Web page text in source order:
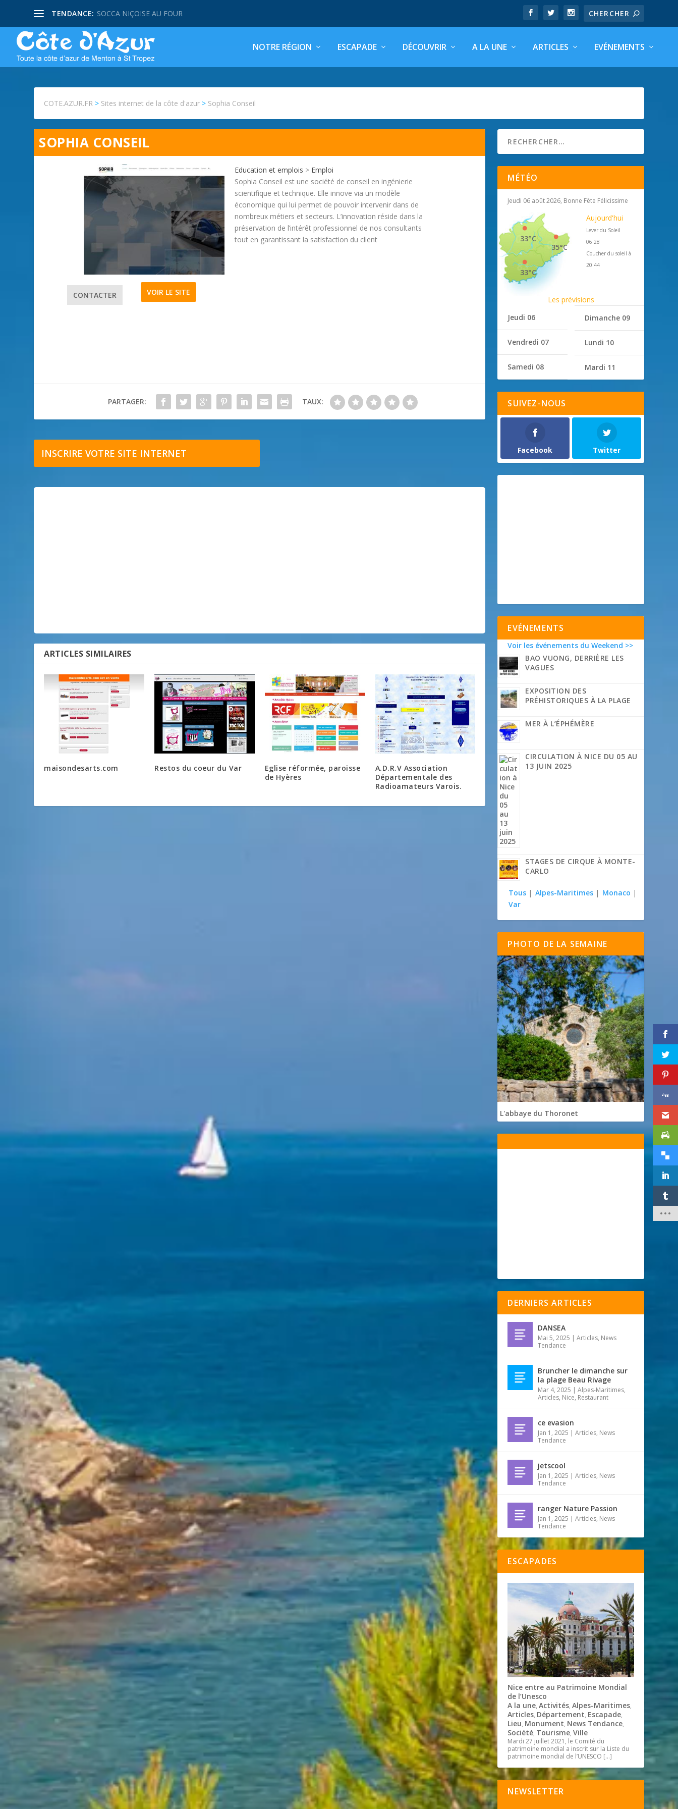
TENDANCE: SOCCA NIÇOISE AU FOUR
NOTRE RÉGION ESCAPADE DÉCOUVRIR A LA UNE ARTICLES EVÉNEMENTS
COTE.AZUR.FR > Sites internet de la côte d'azur > Sophia Conseil
SOPHIA CONSEIL
Education et emplois > Emploi
Sophia Conseil est une société de conseil en ingénierie
scientifique et technique. Elle innove via un modèle
économique qui lui permet de pouvoir intervenir dans de
nombreux métiers et secteurs. L’innovation réside dans la
préservation de l’intérêt professionnel de nos consultants
tout en garantissant la satisfaction du client
CONTACTER VOIR LE SITE
PARTAGER: TAUX:
INSCRIRE VOTRE SITE INTERNET
ARTICLES SIMILAIRES
maisondesarts.com Restos du coeur du Var
Eglise réformée, paroisse
de Hyères
A.D.R.V Association
Départementale des
Radioamateurs Varois.
MÉTÉO
Jeudi 06 août 2026, Bonne Fête Félicissime
35°C
33°C
33°C
Aujourd'hui
Lever du Soleil
06:28
Coucher du soleil à
20:44
Les prévisions
Jeudi 06
Vendredi 07
Samedi 08
Dimanche 09
Lundi 10
Mardi 11
SUIVEZ-NOUS
Facebook Twitter
EVÉNEMENTS
Voir les événements du Weekend >>
BAO VUONG, DERRIÈRE LES
VAGUES
EXPOSITION DES
PRÉHISTORIQUES À LA PLAGE
MER À L’ÉPHÉMÈRE
CIRCULATION À NICE DU 05 AU
13 JUIN 2025
STAGES DE CIRQUE À MONTE-
CARLO
Tous | Alpes-Maritimes | Monaco |
Var
PHOTO DE LA SEMAINE
L'abbaye du Thoronet
DERNIERS ARTICLES
DANSEA
Mai 5, 2025 |Articles, News
Tendance
Bruncher le dimanche sur
la plage Beau Rivage
Mar 4, 2025 |Alpes-Maritimes,
Articles, Nice, Restaurant
ce evasion
Jan 1, 2025 |Articles, News
Tendance
jetscool
Jan 1, 2025 |Articles, News
Tendance
ranger Nature Passion
Jan 1, 2025 |Articles, News
Tendance
ESCAPADES
Nice entre au Patrimoine Mondial
de l’Unesco
A la une,Activités,Alpes-Maritimes,
Articles, Département, Escapade,
Lieu, Monument, News Tendance,
Société, Tourisme,Ville
Mardi 27 juillet 2021, le Comité du
patrimoine mondial a inscrit sur la Liste du
patrimoine mondial de l’UNESCO […]
NEWSLETTER